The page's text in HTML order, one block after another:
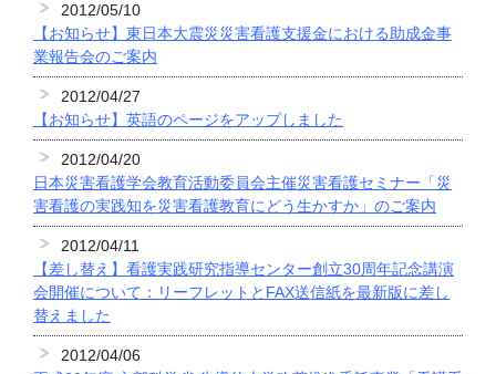
2012/05/10
【お知らせ】東日本大震災災害看護支援金における助成金事
業報告会のご案内
2012/04/27
【お知らせ】英語のページをアップしました
2012/04/20
日本災害看護学会教育活動委員会主催災害看護セミナー「災
害看護の実践知を災害看護教育にどう生かすか」のご案内
2012/04/11
【差し替え】看護実践研究指導センター創立30周年記念講演
会開催について：リーフレットとFAX送信紙を最新版に差し
替えました
2012/04/06